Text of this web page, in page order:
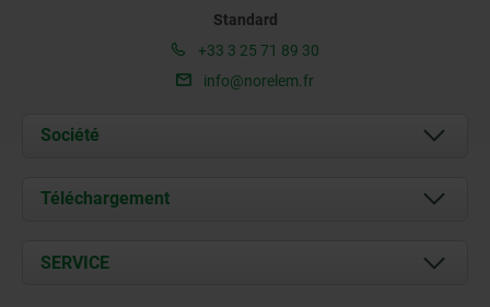
Standard
+33 3 25 71 89 30
info@norelem.fr
Société
À propos de nous
Contact
Téléchargement
Documents
SERVICE